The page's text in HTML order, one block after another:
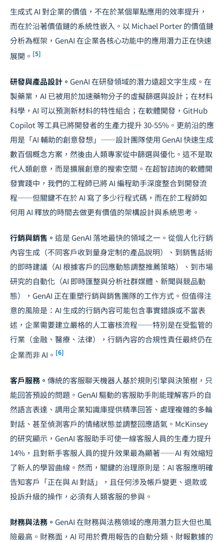
生成式 AI 對企業的價值，不在於某個單點應用的效率提升，
而在於沿著價值鏈的系統性嵌入。以 Michael Porter 的價值鏈
分析為框架，GenAI 在企業各核心功能中的應用潛力正在快速
展開。 [5]
研發與產品設計。 GenAI 在研發領域的潛力遠超文字生成。在
製藥業，AI 已被用於加速藥物分子的虛擬篩選與設計；在材料
科學，AI 可以預測新材料的特性組合；在軟體開發，GitHub
Copilot 等工具已將開發者的生產力提升 30-55%。更前沿的應
用是「AI 輔助的創意發想」——設計團隊使用 GenAI 快速生成
數百個概念方案，然後由人類專家從中篩選與優化。這不是取
代人類創意，而是擴展創意的搜索空間。在超智諮詢的軟體開
發實踐中，我們的工程師已將 AI 編程助手深度整合到開發流
程——但關鍵不在於 AI 寫了多少行程式碼，而在於工程師如
何用 AI 釋放的時間去做更有價值的架構設計與系統思考。
行銷與銷售。 這是 GenAI 落地最快的領域之一。從個人化行銷
內容生成（不同客戶收到量身定制的產品說明）、到銷售話術
的即時建議（AI 根據客戶的回應動態調整推薦策略）、到市場
研究的自動化（AI 即時匯整與分析社群媒體、新聞與競品動
態），GenAI 正在重塑行銷與銷售團隊的工作方式。但值得注
意的風險是：AI 生成的行銷內容可能包含事實錯誤或不當表
述，企業需要建立嚴格的人工審核流程——特別是在受監管的
行業（金融、醫療、法律），行銷內容的合規性責任最終仍在
企業而非 AI。 [6]
客戶服務。 傳統的客服聊天機器人基於規則引擎與決策樹，只
能回答預設的問題。GenAI 驅動的客服助手則能理解客戶的自
然語言表達、調用企業知識庫提供精準回答、處理複雜的多輪
對話、甚至偵測客戶的情緒狀態並調整回應語氣。McKinsey
的研究顯示，GenAI 客服助手可使一線客服人員的生產力提升
14%，且對新手客服人員的提升效果最為顯著——AI 有效縮短
了新人的學習曲線。然而，關鍵的治理原則是：AI 客服應明確
告知客戶「正在與 AI 對話」，且任何涉及帳戶變更、退款或
投訴升級的操作，必須有人類客服的參與。
財務與法務。 GenAI 在財務與法務領域的應用潛力巨大但也風
險最高。財務面，AI 可用於費用報告的自動分類、財報數據的